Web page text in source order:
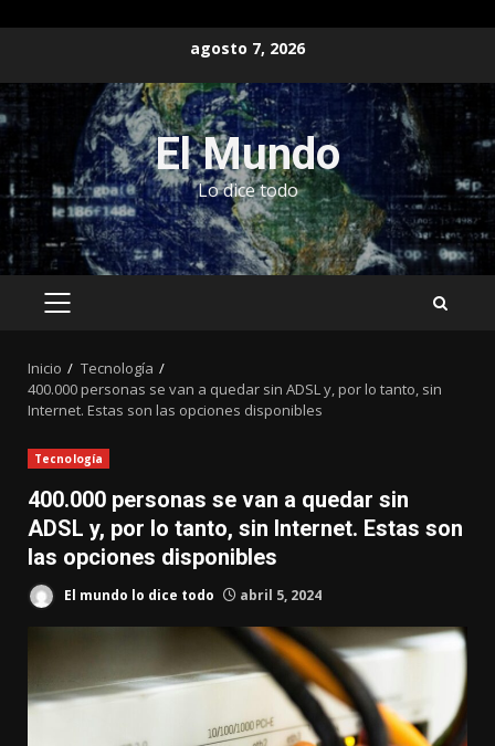
contenido
agosto 7, 2026
El Mundo
Lo dice todo
MENÚ
Inicio
Tecnología
400.000 personas se van a quedar sin ADSL y, por lo tanto, sin
Internet. Estas son las opciones disponibles
Tecnología
400.000 personas se van a quedar sin
ADSL y, por lo tanto, sin Internet. Estas son
las opciones disponibles
El mundo lo dice todo abril 5, 2024